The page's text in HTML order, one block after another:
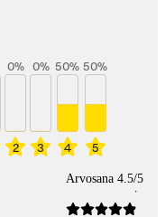
2
0%
3
0%
4
50%
5
50%
Arvosana 4.5/5